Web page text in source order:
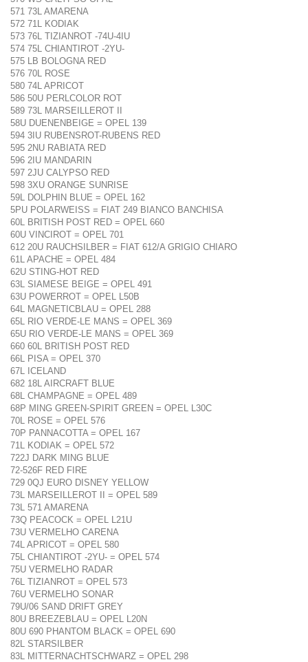
571 73L AMARENA
572 71L KODIAK
573 76L TIZIANROT -74U-4IU
574 75L CHIANTIROT -2YU-
575 LB BOLOGNA RED
576 70L ROSE
580 74L APRICOT
586 50U PERLCOLOR ROT
589 73L MARSEILLEROT II
58U DUENENBEIGE = OPEL 139
594 3IU RUBENSROT-RUBENS RED
595 2NU RABIATA RED
596 2IU MANDARIN
597 2JU CALYPSO RED
598 3XU ORANGE SUNRISE
59L DOLPHIN BLUE = OPEL 162
5PU POLARWEISS = FIAT 249 BIANCO BANCHISA
60L BRITISH POST RED = OPEL 660
60U VINCIROT = OPEL 701
612 20U RAUCHSILBER = FIAT 612/A GRIGIO CHIARO
61L APACHE = OPEL 484
62U STING-HOT RED
63L SIAMESE BEIGE = OPEL 491
63U POWERROT = OPEL L50B
64L MAGNETICBLAU = OPEL 288
65L RIO VERDE-LE MANS = OPEL 369
65U RIO VERDE-LE MANS = OPEL 369
660 60L BRITISH POST RED
66L PISA = OPEL 370
67L ICELAND
682 18L AIRCRAFT BLUE
68L CHAMPAGNE = OPEL 489
68P MING GREEN-SPIRIT GREEN = OPEL L30C
70L ROSE = OPEL 576
70P PANNACOTTA = OPEL 167
71L KODIAK = OPEL 572
722J DARK MING BLUE
72-526F RED FIRE
729 0QJ EURO DISNEY YELLOW
73L MARSEILLEROT II = OPEL 589
73L 571 AMARENA
73Q PEACOCK = OPEL L21U
73U VERMELHO CARENA
74L APRICOT = OPEL 580
75L CHIANTIROT -2YU- = OPEL 574
75U VERMELHO RADAR
76L TIZIANROT = OPEL 573
76U VERMELHO SONAR
79U/06 SAND DRIFT GREY
80U BREEZEBLAU = OPEL L20N
80U 690 PHANTOM BLACK = OPEL 690
82L STARSILBER
83L MITTERNACHTSCHWARZ = OPEL 298